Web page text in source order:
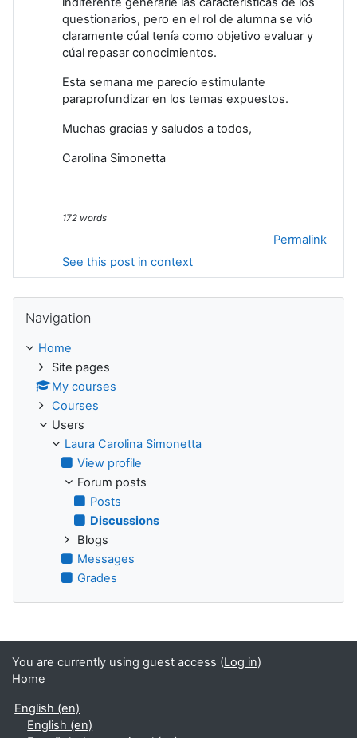
questionarios, pero en el rol de alumna se vió
claramente cúal tenía como objetivo evaluar y
cúal repasar conocimientos.
Esta semana me parecío estimulante
paraprofundizar en los temas expuestos.
Muchas gracias y saludos a todos,
Carolina Simonetta
172 words
Permalink
See this post in context
Navigation
Home
Site pages
My courses
Courses
Users
Laura Carolina Simonetta
View profile
Forum posts
Posts
Discussions
Blogs
Messages
Grades
You are currently using guest access (Log in)
Home
English ‎(en)‎
English ‎(en)‎